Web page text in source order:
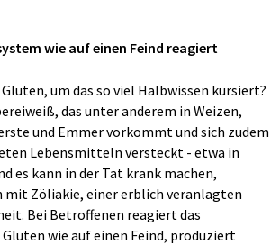
wie auf einen Feind reagiert
um das so viel Halbwissen kursiert?
das unter anderem in Weizen,
und Emmer vorkommt und sich zudem
Lebensmitteln versteckt - etwa in
es kann in der Tat krank machen,
mit Zöliakie, einer erblich veranlagten
Bei Betroffenen reagiert das
wie auf einen Feind, produziert